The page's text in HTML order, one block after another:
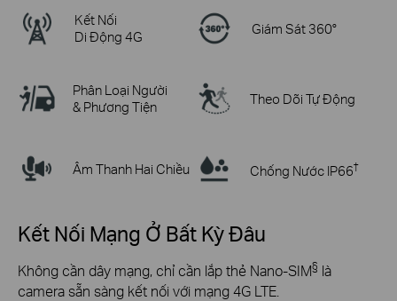
Kết Nối
Di Động 4G
Giám Sát 360°
Phân Loại Người
& Phương Tiện
Theo Dõi Tự Động
Âm Thanh Hai Chiều Chống Nước IP66†
Kết Nối Mạng Ở Bất Kỳ Đâu
Không cần dây mạng, chỉ cần lắp thẻ Nano-SIM§ là
camera sẵn sàng kết nối với mạng 4G LTE.